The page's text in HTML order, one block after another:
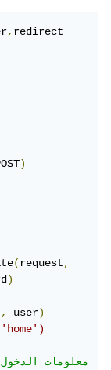
,
)
(request,
)
, user)